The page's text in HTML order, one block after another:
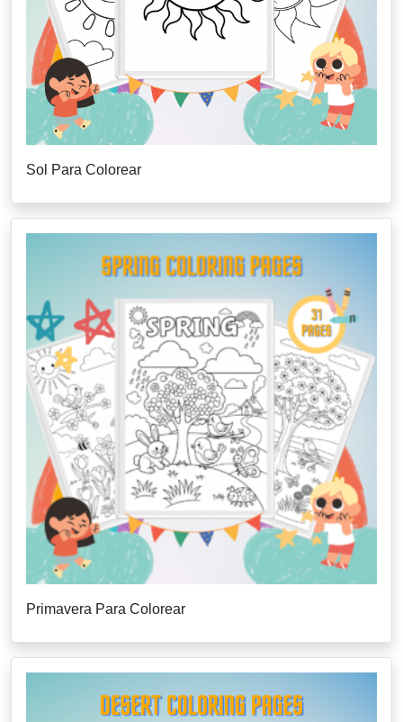
Sol Para Colorear
Primavera Para Colorear